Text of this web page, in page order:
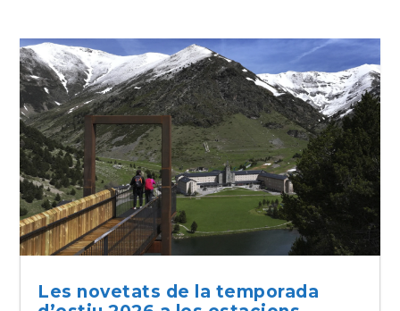
Les novetats de la temporada